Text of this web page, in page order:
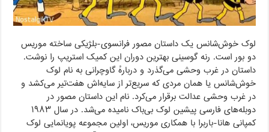
لوک خوش‌شانس یک داستان مصور فرانسوی-بلژیکی ساخته موریس
دو بور است. رنه گوسینی بهترین دوران این کمیک استریپ را نوشت.
داستان در غرب وحشی می‌گذرد و دربارهٔ گاوچرانی به نام لوک
خوش‌شانس یا همان مردی که سریع‌تر از سایه‌اش هفت‌تیر می‌کشد و
در غرب وحشی عدالت برقرار می‌کرد. نام این داستان مصور در
دوبله‌های فارسی پیشین لوک بی‌باک نامیده می‌شد. در سال ۱۹۸۳
کمپانی هانا-باربرا با همکاری موریس، اولین مجموعه پویانمایی لوک